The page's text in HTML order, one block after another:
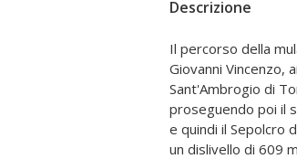
Descrizione
Il percorso della
Giovanni Vincenzo,
Sant'Ambrogio di
proseguendo poi il
e quindi il Sepolcro
un dislivello di 609
oltre che dal
quattordici croci
mulattiera che
23 febbraio 1943
Calcolando il
pochi soldi, ecc., è